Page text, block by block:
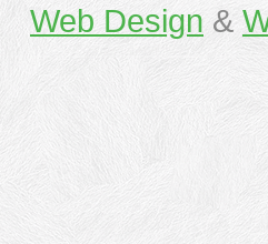
Web Design &